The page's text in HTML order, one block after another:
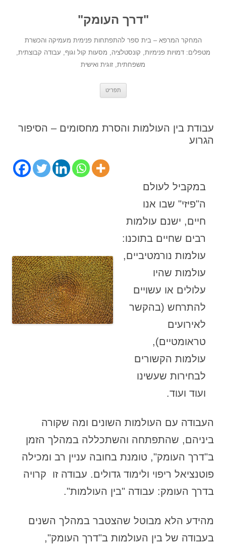
"דרך העומק"
המחקר המרפא – בית ספר להתפתחות פנימית מעמיקה והכשרת
מטפלים: דמויות פנימיות, קונסטלציה, מסעות קול וגוף, עבודה קבוצתית,
משפחתית, זוגית ואישית
תפריט
עבודת בין העולמות והסרת מחסומים – הסיפור
הגרוע
במקביל לעולם
ה"פיזי" שבו אנו
חיים, ישנם עולמות
רבים שחיים בתוכנו:
עולמות נורמטיביים,
עולמות שהיו
עלולים או עשויים
להתרחש (בהקשר
לאירועים
טראומטיים),
עולמות הקשורים
לבחירות שעשינו
ועוד ועוד.
העבודה עם העולמות השונים ומה שקורה
ביניהם, שהתפתחה והשתכללה במהלך הזמן
ב"דרך העומק", טומנת בחובה עניין רב ומכילה
פוטנציאל ריפוי ולימוד גדולים. עבודה זו קרויה
בדרך העומק: עבודה "בין העולמות".
מהידע הלא מבוטל שהצטבר במהלך השנים
בעבודה של בין העולמות ב"דרך העומק",